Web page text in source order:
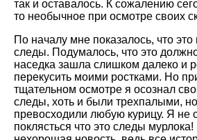
так и оставалось. К сожалению
то необычное при осмотре своих
По началу мне показалось, что
следы. Подумалось, что это
наседка зашла слишком далеко и
перекусить моими ростками. Но
тщательном осмотре я осознал
следы, хоть и были трехпалыми,
превосходили любую курицу. Я не
поклясться что это следы